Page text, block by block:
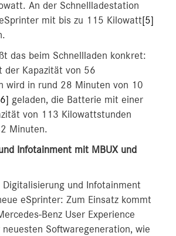
An der Schnellladestation
mit bis zu 115 Kilowatt[5]
das beim Schnellladen konkret:
der Kapazität von 56
wird in rund 28 Minuten von 10
geladen, die Batterie mit einer
von 113 Kilowattstunden
Minuten.
Infotainment mit MBUX und
Digitalisierung und Infotainment
eSprinter: Zum Einsatz kommt
Benz User Experience
neuesten Softwaregeneration, wie